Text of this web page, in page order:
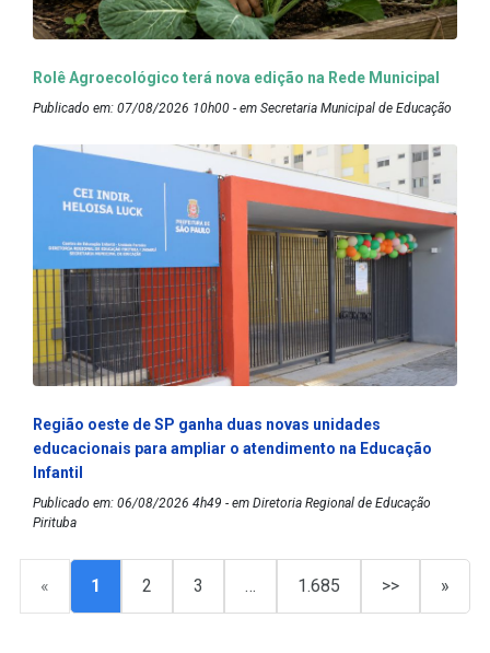
Rolê Agroecológico terá nova edição na Rede Municipal
Publicado em: 07/08/2026 10h00 - em Secretaria Municipal de Educação
Região oeste de SP ganha duas novas unidades
educacionais para ampliar o atendimento na Educação
Infantil
Publicado em: 06/08/2026 4h49 - em Diretoria Regional de Educação
Pirituba
« 1 2 3 … 1.685 >> »